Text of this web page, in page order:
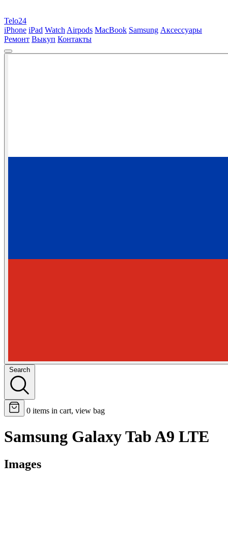
Telo24
iPhone iPad Watch Airpods MacBook Samsung Аксессуары
Ремонт Выкуп Контакты
Search
0 items in cart, view bag
Samsung Galaxy Tab A9 LTE
Images